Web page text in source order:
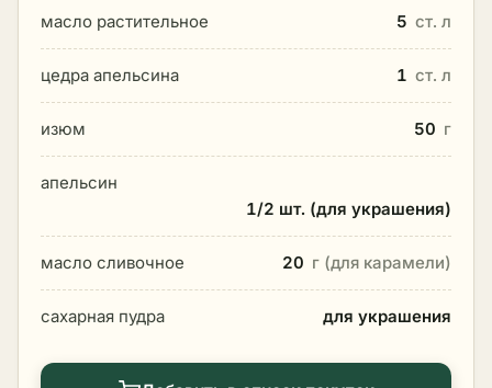
масло растительное 5 ст. л
цедра апельсина 1 ст. л
изюм 50 г
апельсин
1/2 шт. (для украшения)
масло сливочное 20 г (для карамели)
сахарная пудра для украшения